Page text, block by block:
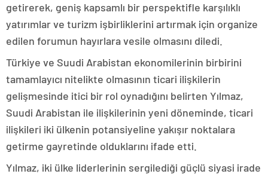
getirerek, geniş kapsamlı bir perspektifle karşılıklı
yatırımlar ve turizm işbirliklerini artırmak için organize
edilen forumun hayırlara vesile olmasını diledi.
Türkiye ve Suudi Arabistan ekonomilerinin birbirini
tamamlayıcı nitelikte olmasının ticari ilişkilerin
gelişmesinde itici bir rol oynadığını belirten Yılmaz,
Suudi Arabistan ile ilişkilerinin yeni döneminde, ticari
ilişkileri iki ülkenin potansiyeline yakışır noktalara
getirme gayretinde olduklarını ifade etti.
Yılmaz, iki ülke liderlerinin sergilediği güçlü siyasi irade